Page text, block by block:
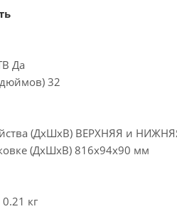
Да
32
(ДxШxВ) ВЕРХНЯЯ и
(ДxШxВ) 816x94x90 мм
0.21 кг